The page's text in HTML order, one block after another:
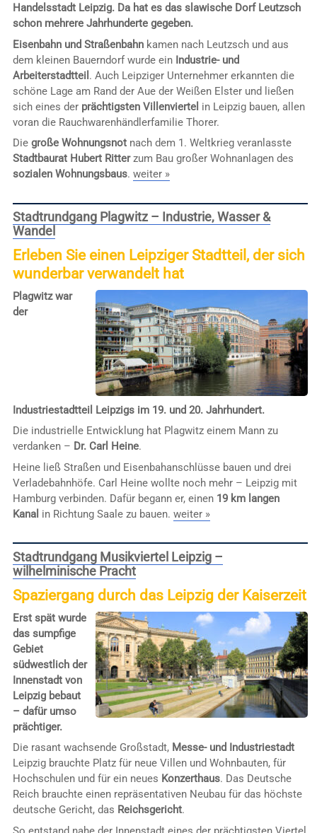
Handelsstadt Leipzig. Da hat es das slawische Dorf Leutzsch
schon mehrere Jahrhunderte gegeben.
Eisenbahn und Straßenbahnkamen nach Leutzsch und aus
dem kleinen Bauerndorf wurde ein Industrie- und
Arbeiterstadtteil . Auch Leipziger Unternehmer erkannten die
schöne Lage am Rand der Aue der Weißen Elster und ließen
sich eines der prächtigsten Villenviertel in Leipzig bauen, allen
voran die Rauchwarenhändlerfamilie Thorer.
Die große Wohnungsnotnach dem 1. Weltkrieg veranlasste
Stadtbaurat Hubert Ritterzum Bau großer Wohnanlagen des
sozialen Wohnungsbaus. weiter »
Stadtrundgang Plagwitz – Industrie, Wasser &
Wandel
Erleben Sie einen Leipziger Stadtteil, der sich
wunderbar verwandelt hat
Plagwitz war
der
Industriestadtteil Leipzigs im 19. und 20. Jahrhundert.
Die industrielle Entwicklung hat Plagwitz einem Mann zu
verdanken – Dr. Carl Heine.
Heine ließ Straßen und Eisenbahanschlüsse bauen und drei
Verladebahnhöfe. Carl Heine wollte noch mehr – Leipzig mit
Hamburg verbinden. Dafür begann er, einen 19 km langen
Kanal in Richtung Saale zu bauen. weiter »
Stadtrundgang Musikviertel Leipzig –
wilhelminische Pracht
Spaziergang durch das Leipzig der Kaiserzeit
Erst spät wurde
das sumpfige
Gebiet
südwestlich der
Innenstadt von
Leipzig bebaut
– dafür umso
prächtiger.
Die rasant wachsende Großstadt, Messe- und Industriestadt
Leipzig brauchte Platz für neue Villen und Wohnbauten, für
Hochschulen und für ein neues Konzerthaus. Das Deutsche
Reich brauchte einen repräsentativen Neubau für das höchste
deutsche Gericht, das Reichsgericht.